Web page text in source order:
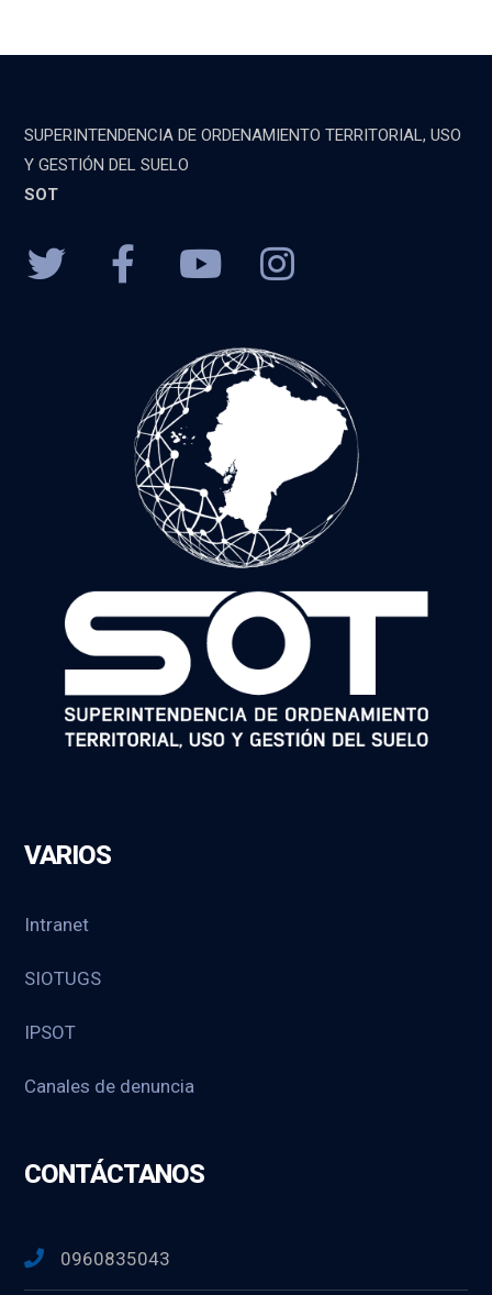
SUPERINTENDENCIA DE ORDENAMIENTO TERRITORIAL, USO
Y GESTIÓN DEL SUELO
SOT
VARIOS
Intranet
SIOTUGS
IPSOT
Canales de denuncia
CONTÁCTANOS
0960835043